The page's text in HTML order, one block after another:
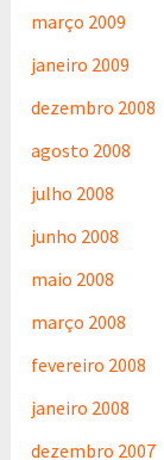
março 2009
janeiro 2009
dezembro 2008
agosto 2008
julho 2008
junho 2008
maio 2008
março 2008
fevereiro 2008
janeiro 2008
dezembro 2007